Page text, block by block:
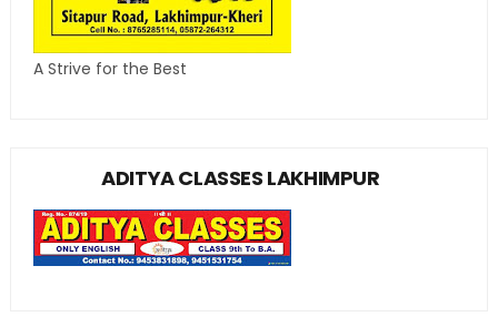
A Strive for the Best
ADITYA CLASSES LAKHIMPUR